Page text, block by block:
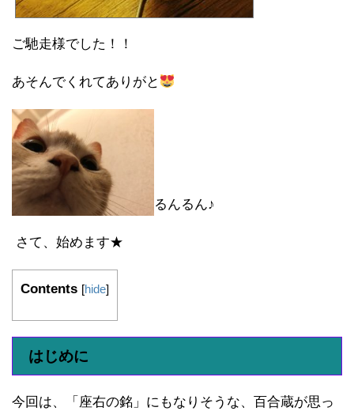
ご馳走様でした！！
あそんでくれてありがと
るんるん♪
さて、始めます★
Contents [hide]
はじめに
今回は、「座右の銘」にもなりそうな、百合蔵が思っ